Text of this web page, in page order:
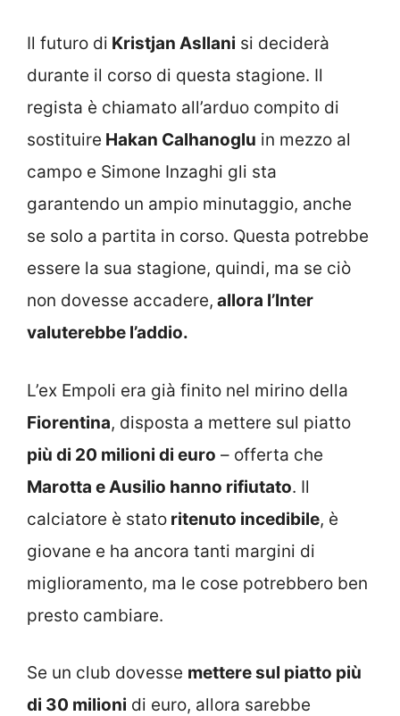
Il futuro di Kristjan Asllani si deciderà
durante il corso di questa stagione. Il
regista è chiamato all’arduo compito di
sostituire Hakan Calhanoglu in mezzo al
campo e Simone Inzaghi gli sta
garantendo un ampio minutaggio, anche
se solo a partita in corso. Questa potrebbe
essere la sua stagione, quindi, ma se ciò
non dovesse accadere, allora l’Inter
valuterebbe l’addio.
L’ex Empoli era già finito nel mirino della
Fiorentina, disposta a mettere sul piatto
più di 20 milioni di euro – offerta che
Marotta e Ausilio hanno rifiutato. Il
calciatore è stato ritenuto incedibile, è
giovane e ha ancora tanti margini di
miglioramento, ma le cose potrebbero ben
presto cambiare.
Se un club dovesse mettere sul piatto più
di 30 milioni di euro, allora sarebbe